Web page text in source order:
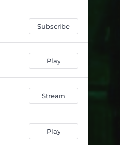
Subscribe
Play
Stream
Play